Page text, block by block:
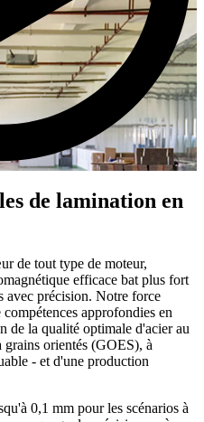
de lamination en
de tout type de moteur,
efficace bat plus fort
avec précision. Notre force
approfondies en
de la qualité optimale d'acier au
orientés (GOES), à
- et d'une production
0,1 mm pour les scénarios à